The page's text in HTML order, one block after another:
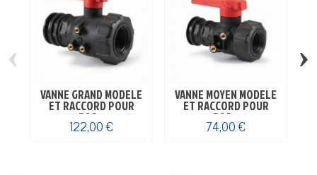
VANNE GRAND MODELE
ET RACCORD POUR
BAC...
122,00 €
VANNE MOYEN MODELE
ET RACCORD POUR
BAC...
74,00 €
‹ ›